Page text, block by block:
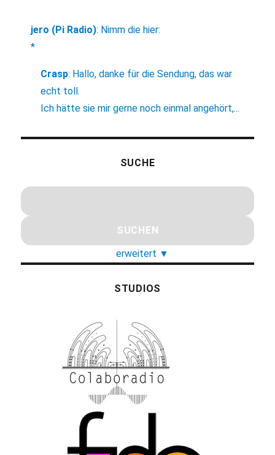
jero (Pi Radio): Nimm die hier:
*
Crasp: Hallo, danke für die Sendung, das war
echt toll.
Ich hätte sie mir gerne noch einmal angehört,...
SUCHE
erweitert ▼
STUDIOS